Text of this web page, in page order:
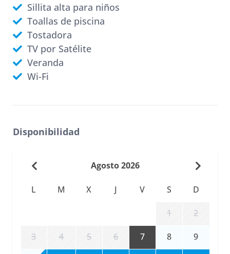
Sillita alta para niños
Toallas de piscina
Tostadora
TV por Satélite
Veranda
Wi-Fi
Disponibilidad
Agosto 2026
L M X J V S D
1 2
3 4 5 6 7 8 9